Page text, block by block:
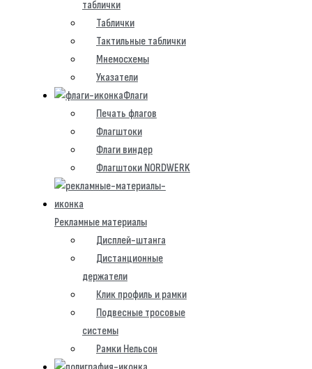
таблички
Таблички
Тактильные таблички
Мнемосхемы
Указатели
Флаги
Печать флагов
Флагштоки
Флаги виндер
Флагштоки NORDWERK
Рекламные материалы
Дисплей-штанга
Дистанционные
держатели
Клик профиль и рамки
Подвесные тросовые
системы
Рамки Нельсон